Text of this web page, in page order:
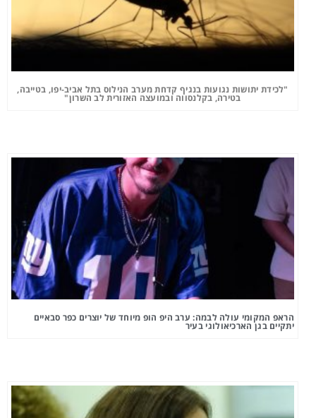
"לכידת יתושות נגועות בנגיף קדחת מערב הנילוס בתל אביב-יפו, בטייבה,
בטירה, בקלנסווה ובמועצה האזורית לב השרון"
הראפ המקומי עולה לבמה: ערב היפ הופ מיוחד של יוצרים כפר סבאיים
יתקיים בגן הארכיאולוגי בעיר